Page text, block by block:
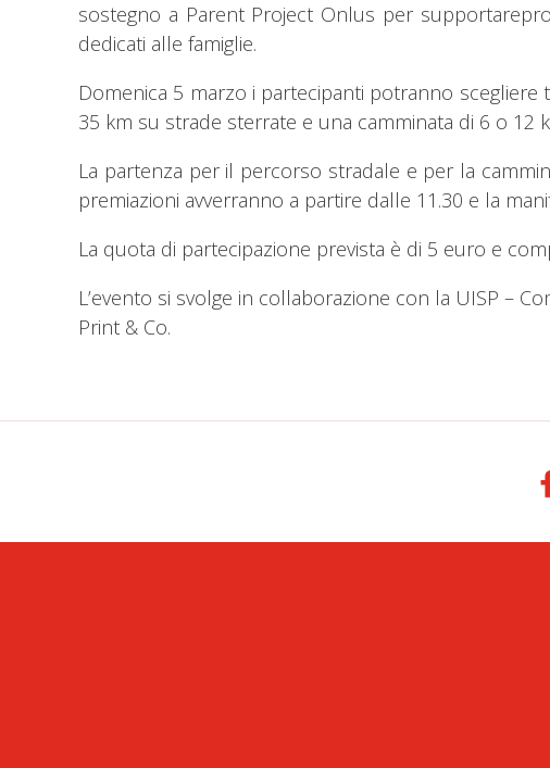
sostegno a Parent Project Onlus per
dedicati alle famiglie.
Domenica 5 marzo i partecipanti potranno
35 km su strade sterrate e una camminata di 6 o 12
La partenza per il percorso stradale e per la
premiazioni avverranno a partire dalle 11.30 e la
La quota di partecipazione prevista è di 5 euro e
L’evento si svolge in collaborazione con la UISP –
Print & Co.